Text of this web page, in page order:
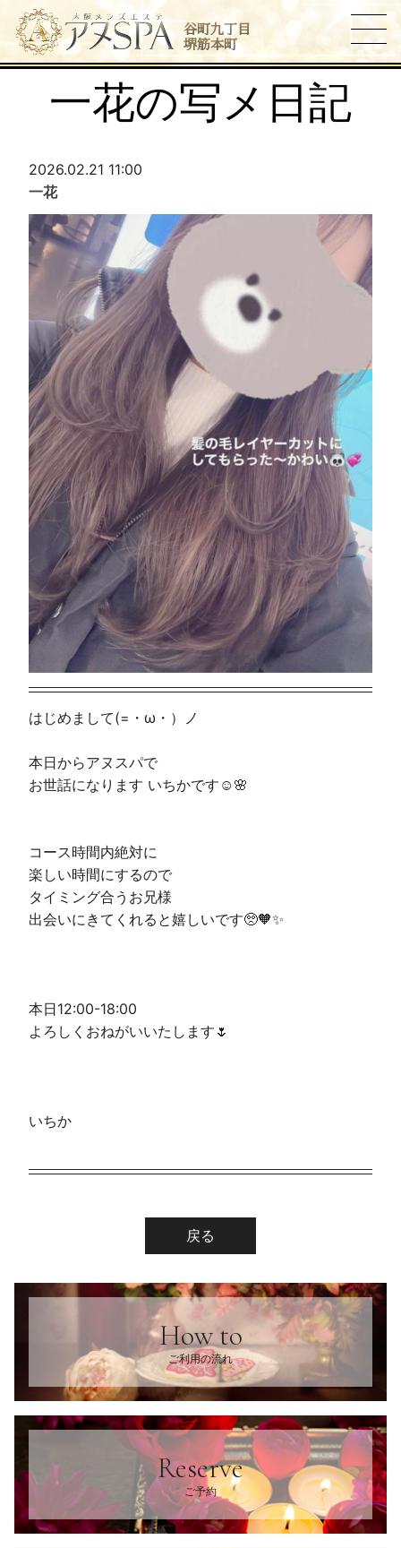
谷町九丁目
堺筋本町
一花の写メ日記
2026.02.21 11:00
一花
はじめまして(=・ω・）ノ
本日からアヌスパで
お世話になります いちかです☺️🌸
コース時間内絶対に
楽しい時間にするので
​​​​タイミング合うお兄様
出会いにきてくれると嬉しいです🥺🧡✨️
本日12:00-18:00
よろしくおねがいいたします🌷
いちか
戻る
How to
ご利用の流れ
Reserve
ご予約